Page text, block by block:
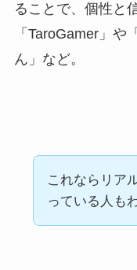
ることで、個性と
「TaroGamer」
ん」など。
これならリア
っている人も